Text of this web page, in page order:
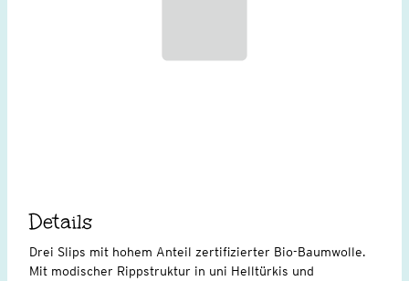
Details
Drei Slips mit hohem Anteil zertifizierter Bio-Baumwolle.
Mit modischer Rippstruktur in uni Helltürkis und